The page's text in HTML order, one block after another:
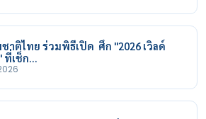
าติไทย ร่วมพิธีเปิด ศึก "2026 เวิลด์
เช็ก…